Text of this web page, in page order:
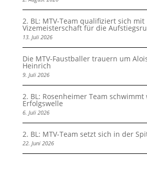
2. BL: MTV-Team qualifiziert sich mit
Vizemeisterschaft für die
13. Juli 2026
Die MTV-Faustballer trauern um
Heinrich
9. Juli 2026
2. BL: Rosenheimer Team
Erfolgswelle
6. Juli 2026
2. BL: MTV-Team setzt sich in der
22. Juni 2026